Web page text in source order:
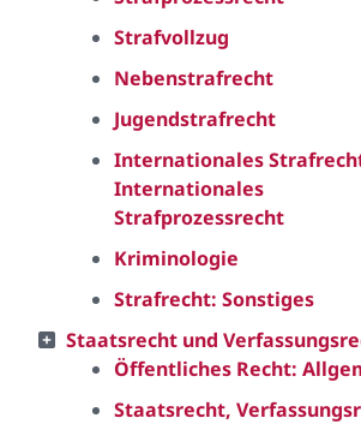
Strafvollzug
Nebenstrafrecht
Jugendstrafrecht
Internationales
Internationales
Strafprozessrecht
Kriminologie
Strafrecht: Sonstiges
Staatsrecht und
Öffentliches Recht:
Staatsrecht,